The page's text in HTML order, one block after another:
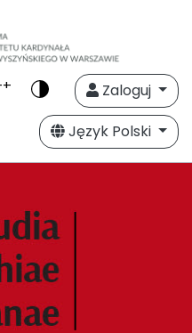
Zaloguj
Język Polski